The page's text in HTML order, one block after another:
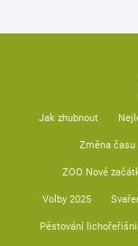
Jak zhubnout
Změna času
ZOO Nové
Volby 2025
Pěstování